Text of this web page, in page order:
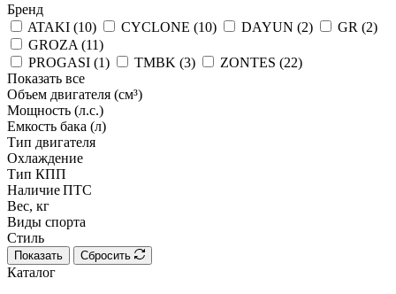
Бренд
ATAKI (10) CYCLONE (10) DAYUN (2) GR (2)
GROZA (11)
PROGASI (1) TMBK (3) ZONTES (22)
Показать все
Объем двигателя (см³)
Мощность (л.с.)
Емкость бака (л)
Тип двигателя
Охлаждение
Тип КПП
Наличие ПТС
Вес, кг
Виды спорта
Стиль
Показать Сбросить
Каталог